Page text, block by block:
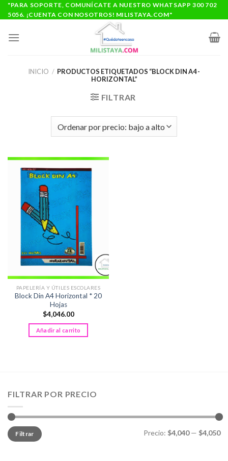
Saltar
al
"PARA SOPORTE, COMUNÍCATE A NUESTRO WHATSAPP 300 702
5056. ¡CUENTA CON NOSOTROS! MILISTAYA.COM"
INICIO / PRODUCTOS ETIQUETADOS “BLOCK DIN A4 -
HORIZONTAL”
FILTRAR
PAPELERÍA Y ÚTILES ESCOLARES
Block Din A4 Horizontal * 20
Hojas
$4,046.00
Añadir al carrito
FILTRAR POR PRECIO
Precio
mínimo
Precio
máximo
Filtrar Precio: $4,040— $4,050